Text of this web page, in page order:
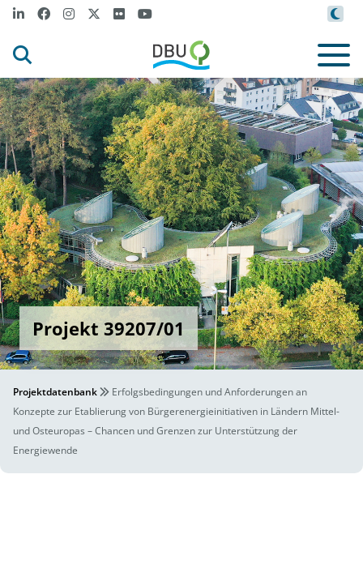
Projekt 39207/01
Projektdatenbank
Erfolgsbedingungen und Anforderungen an
Konzepte zur Etablierung von Bürgerenergieinitiativen in Ländern Mittel-
und Osteuropas – Chancen und Grenzen zur Unterstützung der
Energiewende